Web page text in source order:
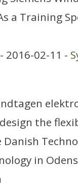
a Training
- 2016-02-11 -
the
in